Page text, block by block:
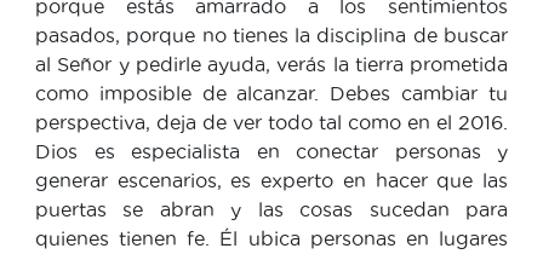
porque estás amarrado a los sentimientos
pasados, porque no tienes la disciplina de buscar
al Señor y pedirle ayuda, verás la tierra prometida
como imposible de alcanzar. Debes cambiar tu
perspectiva, deja de ver todo tal como en el 2016.
Dios es especialista en conectar personas y
generar escenarios, es experto en hacer que las
puertas se abran y las cosas sucedan para
quienes tienen fe. Él ubica personas en lugares